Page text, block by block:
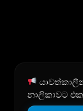
නාලිකාවට